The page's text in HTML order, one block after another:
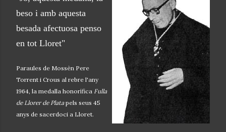
beso i amb aquesta
besada afectuosa penso
en tot Lloret"
Paraules de Mossèn Pere
Torrent i Crous al rebre l'any
1964, la medalla honorífica Fulla
de Llorer de Plata pels seus 45
anys de sacerdoci a Lloret.